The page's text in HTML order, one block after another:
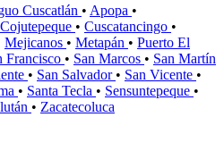
Cuscatlán • Apopa •
Cojutepeque • Cuscatancingo •
Mejicanos • Metapán • Puerto El
Francisco • San Marcos • San Martín
• San Salvador • San Vicente •
• Santa Tecla • Sensuntepeque •
• Zacatecoluca